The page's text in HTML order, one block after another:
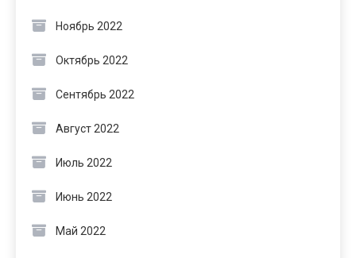
Ноябрь 2022
Октябрь 2022
Сентябрь 2022
Август 2022
Июль 2022
Июнь 2022
Май 2022